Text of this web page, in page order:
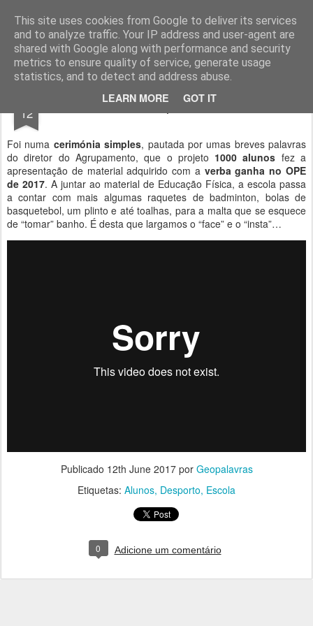
This site uses cookies from Google to deliver its services
and to analyze traffic. Your IP address and user-agent are
shared with Google along with performance and security
metrics to ensure quality of service, generate usage
statistics, and to detect and address abuse.
LEARN MORE GOT IT
Geopalavras
canal800 clique ZapCanal
12 1000 materiais para 1000 alunos.
Foi numa cerimónia simples, pautada por umas breves palavras
do diretor do Agrupamento, que o projeto 1000 alunos fez a
apresentação de material adquirido com a verba ganha no OPE
de 2017. A juntar ao material de Educação Física, a escola passa
a contar com mais algumas raquetes de badminton, bolas de
basquetebol, um plinto e até toalhas, para a malta que se esquece
de “tomar” banho. É desta que largamos o “face” e o “insta”…
Publicado 12th June 2017por Geopalavras
Etiquetas: Alunos Desporto Escola
0 Adicione um comentário